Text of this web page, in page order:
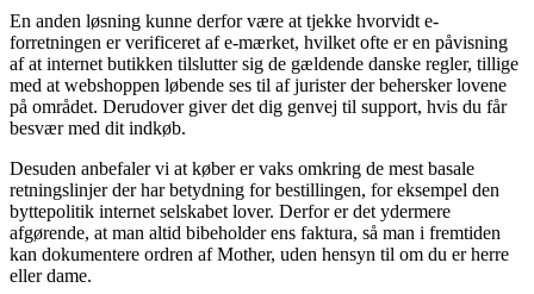
En anden løsning kunne derfor være at tjekke hvorvidt e-
forretningen er verificeret af e-mærket, hvilket ofte er en påvisning
af at internet butikken tilslutter sig de gældende danske regler, tillige
med at webshoppen løbende ses til af jurister der behersker lovene
på området. Derudover giver det dig genvej til support, hvis du får
besvær med dit indkøb.
Desuden anbefaler vi at køber er vaks omkring de mest basale
retningslinjer der har betydning for bestillingen, for eksempel den
byttepolitik internet selskabet lover. Derfor er det ydermere
afgørende, at man altid bibeholder ens faktura, så man i fremtiden
kan dokumentere ordren af Mother, uden hensyn til om du er herre
eller dame.